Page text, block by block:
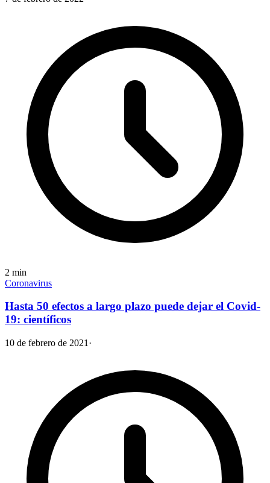
2 min
Coronavirus
Hasta 50 efectos a largo plazo puede dejar el Covid-
19: científicos
10 de febrero de 2021 ·